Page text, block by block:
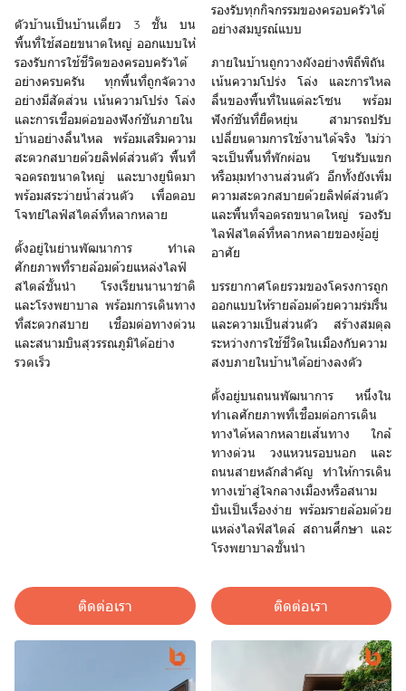
ตัวบ้านเป็นบ้านเดี่ยว 3 ชั้น บน
พื้นที่ใช้สอยขนาดใหญ่ ออกแบบให้
รองรับการใช้ชีวิตของครอบครัวได้
อย่างครบครัน ทุกพื้นที่ถูกจัดวาง
อย่างมีสัดส่วน เน้นความโปร่ง โล่ง
และการเชื่อมต่อของฟังก์ชันภายใน
บ้านอย่างลื่นไหล พร้อมเสริมความ
สะดวกสบายด้วยลิฟต์ส่วนตัว พื้นที่
จอดรถขนาดใหญ่ และบางยูนิตมา
พร้อมสระว่ายน้ำส่วนตัว เพื่อตอบ
โจทย์ไลฟ์สไตล์ที่หลากหลาย
ตั้งอยู่ในย่านพัฒนาการ ทำเล
ศักยภาพที่รายล้อมด้วยแหล่งไลฟ์
สไตล์ชั้นนำ โรงเรียนนานาชาติ
และโรงพยาบาล พร้อมการเดินทาง
ที่สะดวกสบาย เชื่อมต่อทางด่วน
และสนามบินสุวรรณภูมิได้อย่าง
รวดเร็ว
ติดต่อเรา
รองรับทุกกิจกรรมของครอบครัวได้
อย่างสมบูรณ์แบบ
ภายในบ้านถูกวางผังอย่างพิถีพิถัน
เน้นความโปร่ง โล่ง และการไหล
ลื่นของพื้นที่ในแต่ละโซน พร้อม
ฟังก์ชันที่ยืดหยุ่น สามารถปรับ
เปลี่ยนตามการใช้งานได้จริง ไม่ว่า
จะเป็นพื้นที่พักผ่อน โซนรับแขก
หรือมุมทำงานส่วนตัว อีกทั้งยังเพิ่ม
ความสะดวกสบายด้วยลิฟต์ส่วนตัว
และพื้นที่จอดรถขนาดใหญ่ รองรับ
ไลฟ์สไตล์ที่หลากหลายของผู้อยู่
อาศัย
บรรยากาศโดยรวมของโครงการถูก
ออกแบบให้รายล้อมด้วยความร่มรื่น
และความเป็นส่วนตัว สร้างสมดุล
ระหว่างการใช้ชีวิตในเมืองกับความ
สงบภายในบ้านได้อย่างลงตัว
ตั้งอยู่บนถนนพัฒนาการ หนึ่งใน
ทำเลศักยภาพที่เชื่อมต่อการเดิน
ทางได้หลากหลายเส้นทาง ใกล้
ทางด่วน วงแหวนรอบนอก และ
ถนนสายหลักสำคัญ ทำให้การเดิน
ทางเข้าสู่ใจกลางเมืองหรือสนาม
บินเป็นเรื่องง่าย พร้อมรายล้อมด้วย
แหล่งไลฟ์สไตล์ สถานศึกษา และ
โรงพยาบาลชั้นนำ
ติดต่อเรา